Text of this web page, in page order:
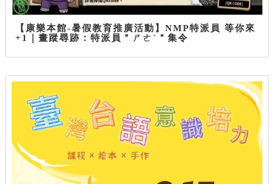
【康樂本館-暑假教育推廣活動】NMP特派員 等你來
+1｜畫蹤尋跡：特派員＂ㄕㄜˋ＂集令